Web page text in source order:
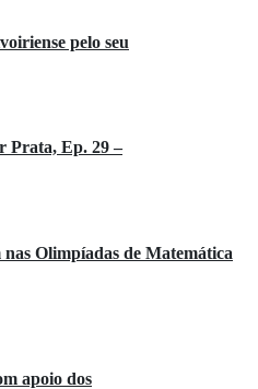
pelo seu
Prata, Ep. 29 –
Olimpíadas de Matemática
apoio dos